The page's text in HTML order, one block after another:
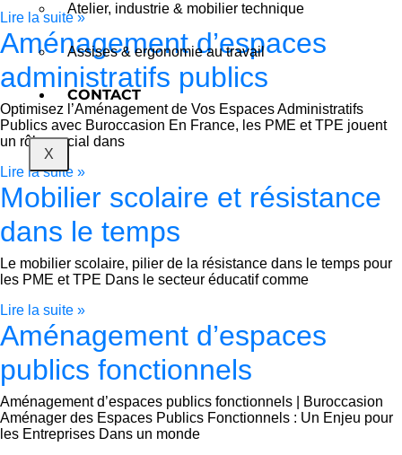
Atelier, industrie & mobilier technique
Assises & ergonomie au travail
CONTACT
X
Lire la suite »
Aménagement d’espaces
administratifs publics
Optimisez l’Aménagement de Vos Espaces Administratifs
Publics avec Buroccasion En France, les PME et TPE jouent
un rôle crucial dans
Lire la suite »
Mobilier scolaire et résistance
dans le temps
Le mobilier scolaire, pilier de la résistance dans le temps pour
les PME et TPE Dans le secteur éducatif comme
Lire la suite »
Aménagement d’espaces
publics fonctionnels
Aménagement d’espaces publics fonctionnels | Buroccasion
Aménager des Espaces Publics Fonctionnels : Un Enjeu pour
les Entreprises Dans un monde